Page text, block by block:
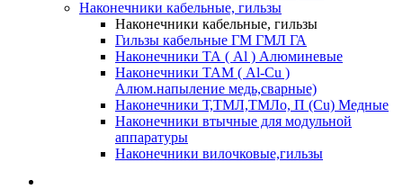
Наконечники кабельные, гильзы
Наконечники кабельные, гильзы
Гильзы кабельные ГМ ГМЛ ГА
Наконечники ТА ( Al ) Алюминевые
Наконечники ТАМ ( Al-Cu )
Алюм.напыление медь,сварные)
Наконечники Т,ТМЛ,ТМЛо, П (Cu) Медные
Наконечники втычные для модульной
аппаратуры
Наконечники вилочковые,гильзы